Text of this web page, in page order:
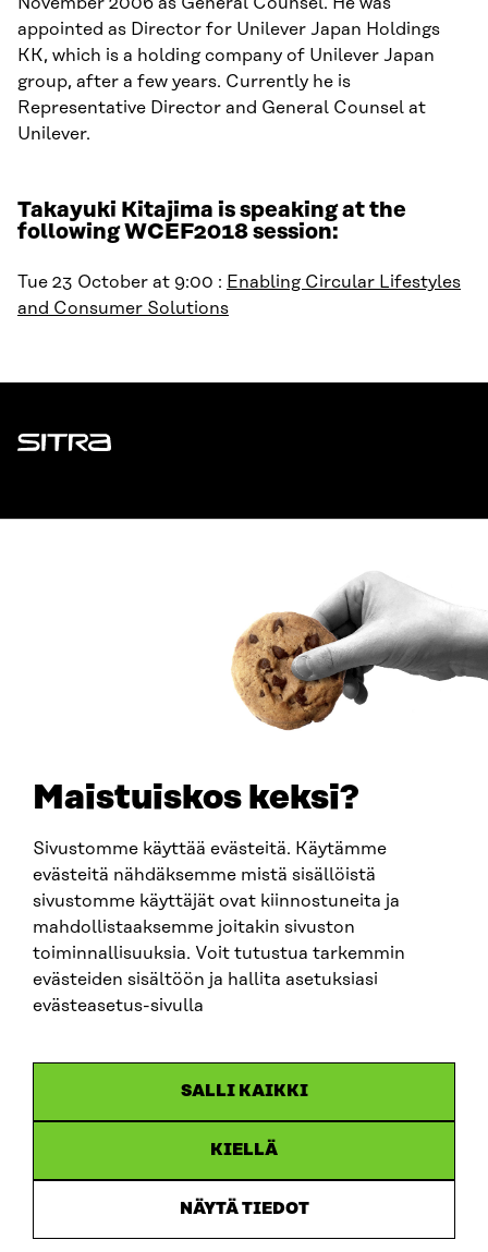
Maistuiskos keksi?
Sivustomme käyttää evästeitä. Käytämme
evästeitä nähdäksemme mistä sisällöistä
sivustomme käyttäjät ovat kiinnostuneita ja
mahdollistaaksemme joitakin sivuston
toiminnallisuuksia. Voit tutustua tarkemmin
evästeiden sisältöön ja hallita asetuksiasi
evästeasetus-sivulla
SALLI KAIKKI
KIELLÄ
NÄYTÄ TIEDOT
appointed as Director for Unilever Japan Holdings
KK, which is a holding company of Unilever Japan
group, after a few years. Currently he is
Representative Director and General Counsel at
Unilever.
Takayuki Kitajima is speaking at the
following WCEF2018 session:
Tue 23 October at 9:00 : Enabling Circular Lifestyles
and Consumer Solutions
Sitra
firstname.lastname@sitra.fi
SITRA ON SOCIAL MEDIA
LinkedIn
Instagram
Accessibility statement